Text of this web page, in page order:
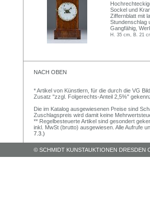
Sockel und
Ziffernblatt mit
Stundenschlag
Gangfähig,
H. 35 cm, B. 21
NACH OBEN
* Artikel von Künstlern, für die durch die VG
Zusatz "zzgl. Folgerechts-Anteil 2,5%"
Die im Katalog ausgewiesenen Preise sind
Zuschlagspreis wird damit keine
** Regelbesteuerte Artikel sind gesondert
inkl. MwSt (brutto) ausgewiesen. Alle Aufrufe
7.3.)
© SCHMIDT KUNSTAUKTIONEN DRESDEN